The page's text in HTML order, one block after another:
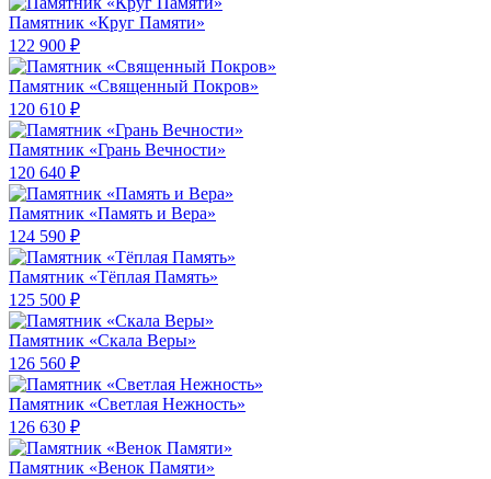
Памятник «Круг Памяти»
122 900 ₽
Памятник «Священный Покров»
120 610 ₽
Памятник «Грань Вечности»
120 640 ₽
Памятник «Память и Вера»
124 590 ₽
Памятник «Тёплая Память»
125 500 ₽
Памятник «Скала Веры»
126 560 ₽
Памятник «Светлая Нежность»
126 630 ₽
Памятник «Венок Памяти»